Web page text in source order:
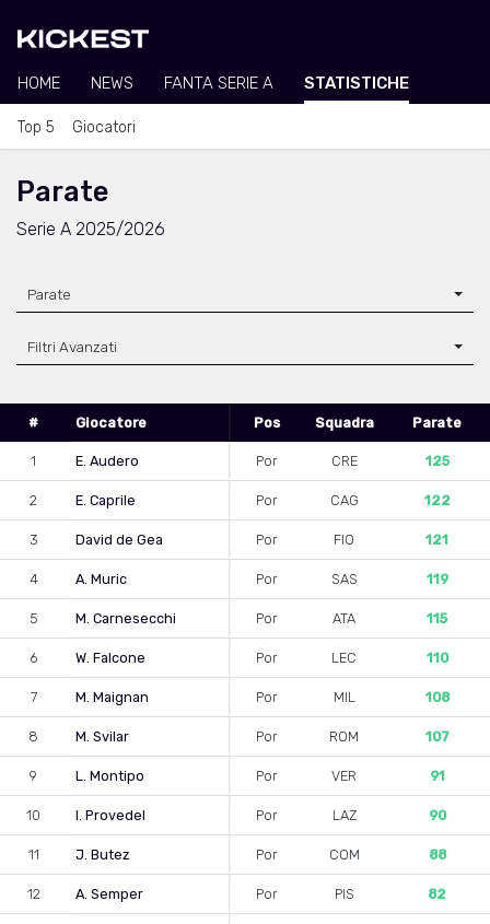
HOME NEWS FANTA SERIE A STATISTICHE
Top 5 Giocatori
Parate
Serie A 2025/2026
Parate
Filtri Avanzati
# Giocatore Pos Squadra Parate
1 E. Audero Por CRE 125
2 E. Caprile Por CAG 122
3 David de Gea Por FIO 121
4 A. Muric Por SAS 119
5 M. Carnesecchi Por ATA 115
6 W. Falcone Por LEC 110
7 M. Maignan Por MIL 108
8 M. Svilar Por ROM 107
9 L. Montipo Por VER 91
10 I. Provedel Por LAZ 90
11 J. Butez Por COM 88
12 A. Semper Por PIS 82